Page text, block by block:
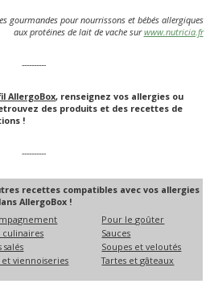
gourmandes pour nourrissons et bébés allergiques
aux protéines de lait de vache surwww.nutricia.fr
----------
AllergoBox, renseignez vos allergies ou
des produits et des recettes de
!
----------
recettes compatibles avec vos allergies
AllergoBox !
Pour le goûter
culinaires
Sauces
salés
Soupes et veloutés
et viennoiseries Tartes et gâteaux